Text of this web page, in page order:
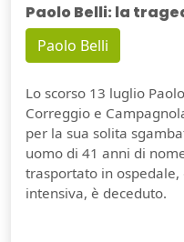
Paolo Belli: la
Paolo Belli
Lo scorso 13 luglio
Correggio e
per la sua solita
uomo di 41 anni di
trasportato in
intensiva, è deceduto.